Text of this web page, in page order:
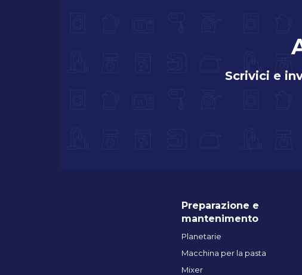
Scrivici e
Preparazione e
mantenimento
Planetarie
Macchina per la pasta
Mixer